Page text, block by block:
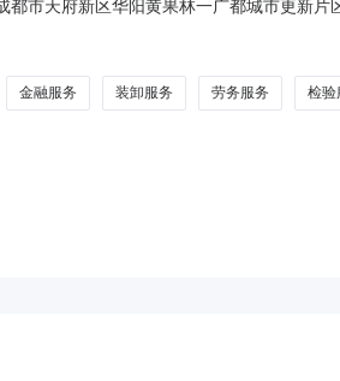
都市天府新区华阳黄果林一广都城市更新
新区华阳黄果林一广都城市更新片区一期
金融服务 装卸服务 劳务服务 检验